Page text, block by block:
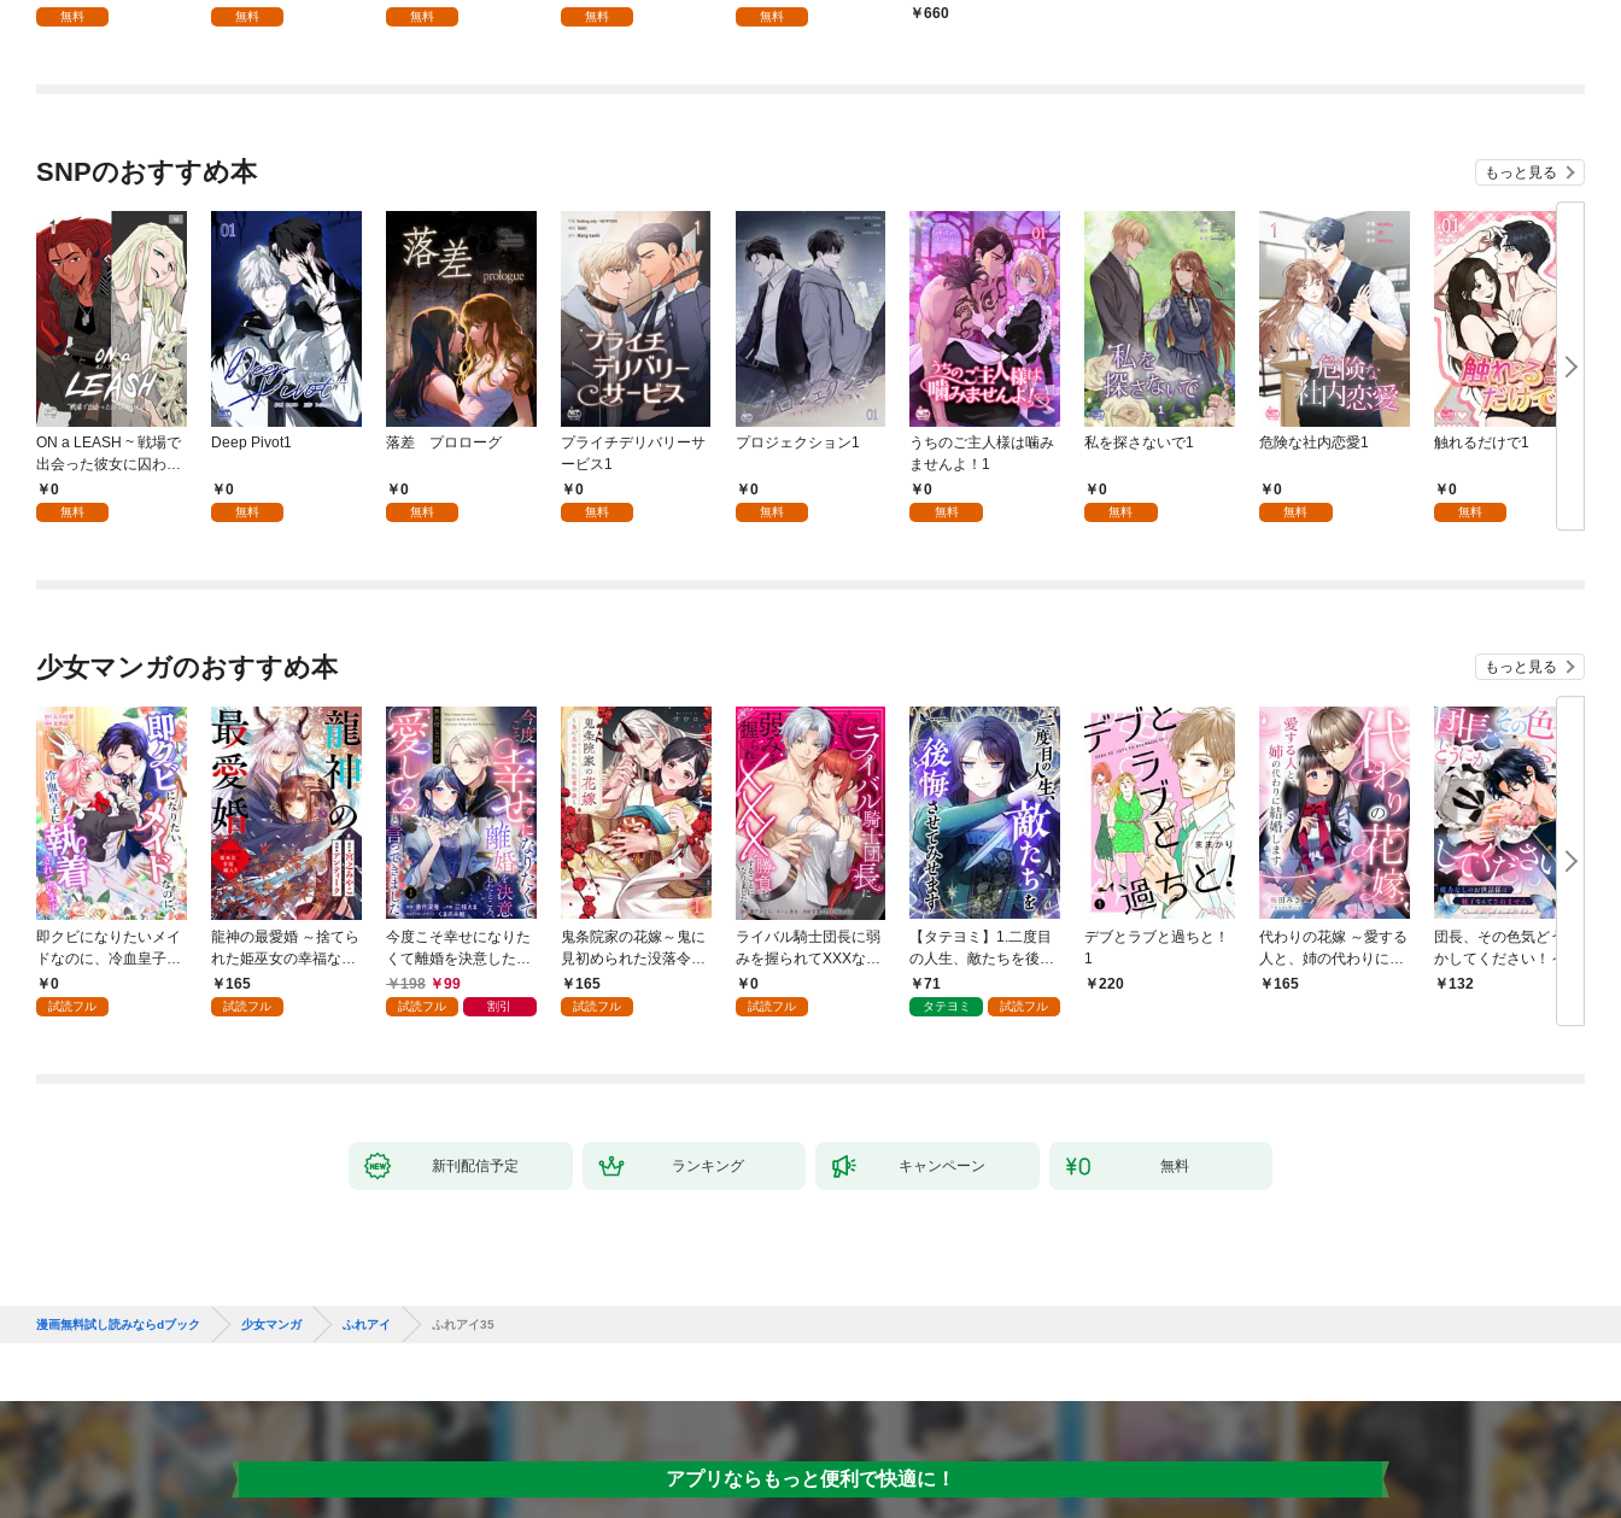
無料 無料 無料 無料 無料 660
SNPのおすすめ本 もっと見る
ON a LEASH ~ 戦場で
出会った彼女に囚われ
て ~1
0
無料
Deep Pivot1
0
無料
落差 プロローグ
0
無料
プライチデリバリーサ
ービス1
0
無料
プロジェクション1
0
無料
うちのご主人様は噛み
ませんよ！1
0
無料
私を探さないで1
0
無料
危険な社内恋愛1
0
無料
触れるだけで1
0
無料
少女マンガのおすすめ本 もっと見る
即クビになりたいメイ
ドなのに、冷血皇子に
執着されています第1
話
0
試読フル
龍神の最愛婚 ～捨てら
れた姫巫女の幸福な嫁
入り～: 1
165
試読フル
今度こそ幸せになりた
くて離婚を決意したと
ころ、無表情な旦那様
が「愛してる」と言っ
198 99
試読フル 割引
鬼条院家の花嫁～鬼に
見初められた没落令嬢
～１165
試読フル
ライバル騎士団長に弱
みを握られてXXXな勝
負をすることになりま
した第1話
0
試読フル
【タテヨミ】1.二度目
の人生、敵たちを後悔
させてみせます
71
タテヨミ 試読フル
デブとラブと過ちと！
1
220
代わりの花嫁 ～愛する
人と、姉の代わりに結
婚します～ 1
165
団長、その色気どうに
かしてください！～魔
力なしのお世話係は魅
132
新刊配信予定 ランキング キャンペーン 無料
漫画無料試し読みならdブック 少女マンガ ふれアイ ふれアイ35
アプリならもっと便利で快適に！